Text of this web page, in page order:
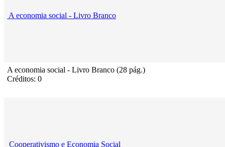
A economia social - Livro Branco
A economia social - Livro Branco (28 pág.)
Créditos: 0
Cooperativismo e Economia Social